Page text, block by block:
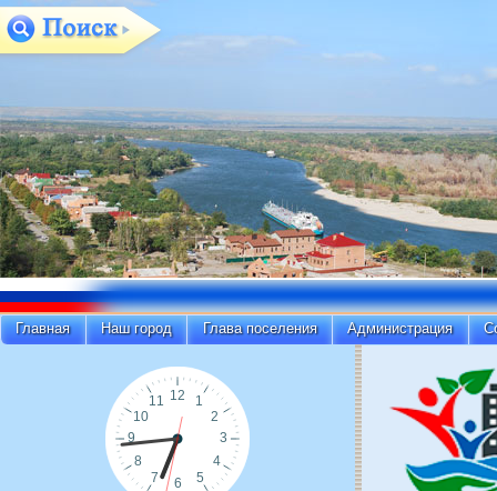
Главная Наш город Глава поселения Администрация